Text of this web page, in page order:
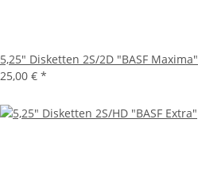
5,25" Disketten 2S/2D "BASF Maxima"
25,00 € *